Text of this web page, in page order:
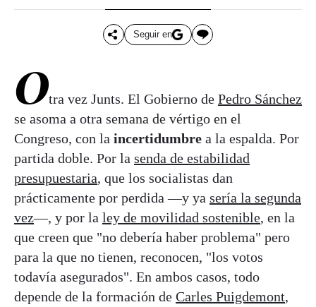
Seguir en
Otra vez Junts. El Gobierno de Pedro Sánchez
se asoma a otra semana de vértigo en el
Congreso, con la incertidumbre a la espalda. Por
partida doble. Por la senda de estabilidad
presupuestaria, que los socialistas dan
prácticamente por perdida —y ya sería la segunda
vez—, y por la ley de movilidad sostenible, en la
que creen que "no debería haber problema" pero
para la que no tienen, reconocen, "los votos
todavía asegurados". En ambos casos, todo
depende de la formación de Carles Puigdemont,